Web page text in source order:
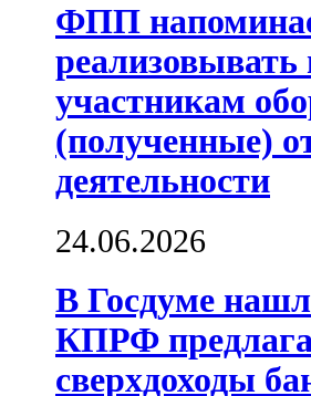
ФПП
участникам
(полученные)
деятельности
24.06.2026
В Госдуме
КПРФ
сверхдоходы